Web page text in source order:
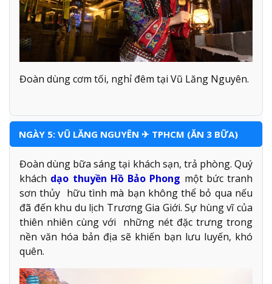
Đoàn dùng cơm tối, nghỉ đêm tại Vũ Lăng Nguyên.
NGÀY 5: VŨ LĂNG NGUYÊN ✈ TPHCM (ĂN 3 BỮA)
Đoàn dùng bữa sáng tại khách sạn, trả phòng. Quý
khách dạo thuyền Hồ Bảo Phong một bức tranh
sơn thủy hữu tình mà bạn không thể bỏ qua nếu
đã đến khu du lịch Trương Gia Giới. Sự hùng vĩ của
thiên nhiên cùng với những nét đặc trưng trong
nền văn hóa bản địa sẽ khiến bạn lưu luyến, khó
quên.